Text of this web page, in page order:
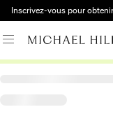
Inscrivez-vous pour